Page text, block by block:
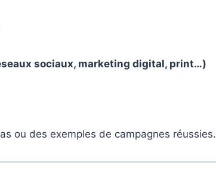
sociaux, marketing digital, print…)
ou des exemples de campagnes réussies.